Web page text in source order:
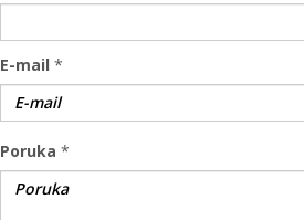
E-mail *
Poruka *